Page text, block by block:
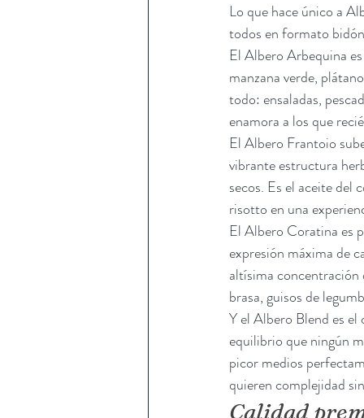
Lo que hace único a
todos en formato
El Albero Arbequina
manzana verde,
todo: ensaladas,
enamora a los que
El Albero Frantoio
vibrante estructura
secos. Es el aceite del
risotto en una
El Albero Coratina es
expresión máxima de
altísima concentración
brasa, guisos de
Y el Albero Blend es
equilibrio que ningún
picor medios
quieren complejidad
Calidad